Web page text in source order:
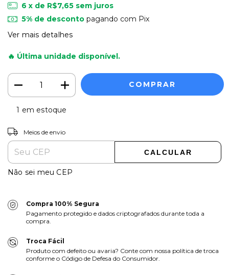
6 x de R$7,65 sem juros
5% de descontopagando com Pix
Ver mais detalhes
🔥 Última unidade disponível.
1 em estoque
Entregas para o CEP:
Meios de envio
CALCULAR
Não sei meu CEP
Compra 100% Segura
Pagamento protegido e dados criptografados durante toda a
compra.
Troca Fácil
Produto com defeito ou avaria? Conte com nossa política de troca
conforme o Código de Defesa do Consumidor.